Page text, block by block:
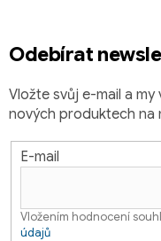
Odebírat
Vložte svůj e-mail a
nových produktech na
E-mail
Vložením hodnocení
údajů